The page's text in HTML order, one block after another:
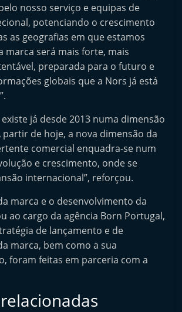
m
P
o
r
t
a
l
nosso serviço e equipas de
potenciando o crescimento
as geografias em que estamos
marca será mais forte, mais
preparada para o futuro e
globais que a Nors já está
já desde 2013 numa dimensão
de hoje, a nova dimensão da
comercial enquadra-se num
e crescimento, onde se
internacional”, reforçou.
marca e o desenvolvimento da
ao cargo da agência Born Portugal,
de lançamento e de
marca, bem como a sua
foram feitas em parceria com a